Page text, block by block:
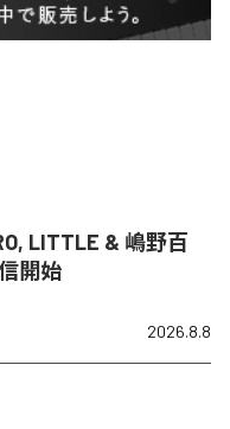
LITTLE & 嶋野百
開始
2026.8.8